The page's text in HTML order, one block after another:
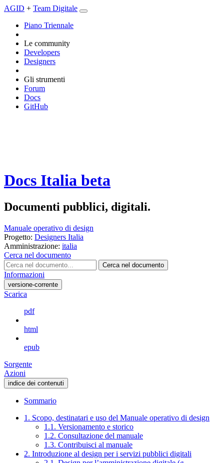
AGID + Team Digitale
Piano Triennale
Le community
Developers
Designers
Gli strumenti
Forum
Docs
GitHub
Docs Italia beta
Documenti pubblici, digitali.
Manuale operativo di design
Progetto: Designers Italia
Amministrazione: italia
Cerca nel documento
Cerca nel documento
Informazioni
versione-corrente
Scarica
pdf
html
epub
Sorgente
Azioni
indice dei contenuti
Sommario
1. Scopo, destinatari e uso del Manuale operativo di design
1.1. Versionamento e storico
1.2. Consultazione del manuale
1.3. Contribuisci al manuale
2. Introduzione al design per i servizi pubblici digitali